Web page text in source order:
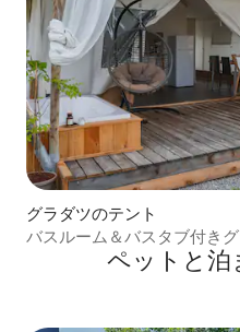
グラダツのテント
バスルーム＆バスタブ付き
ペットと泊